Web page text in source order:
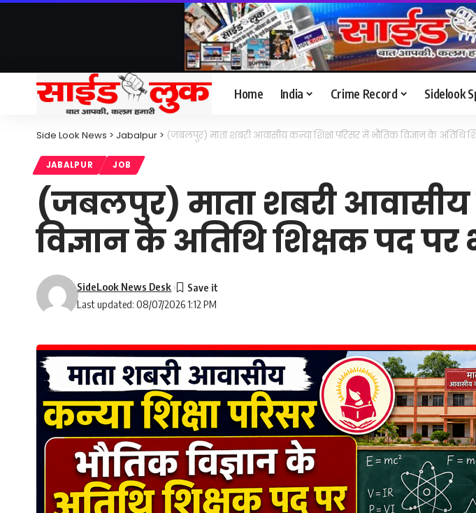
Home India Crime Record Sidelook
Side Look News > Jabalpur > (जबलपुर) माता शबरी आवासीय कन्या शिक्षा परिसर में भौतिक विज्ञान के
JABALPUR JOB
(जबलपुर) माता शबरी आवासीय
विज्ञान के अतिथि शिक्षक पद
Last updated: 08/07/2026 1:12 PM
SideLook News Desk